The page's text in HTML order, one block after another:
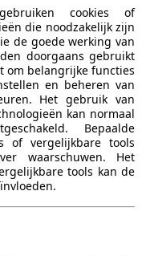
cookies of
die noodzakelijk zijn
de goede werking van
doorgaans gebruikt
om belangrijke functies
en beheren van
Het gebruik van
kan normaal
Bepaalde
of vergelijkbare tools
waarschuwen. Het
tools kan de